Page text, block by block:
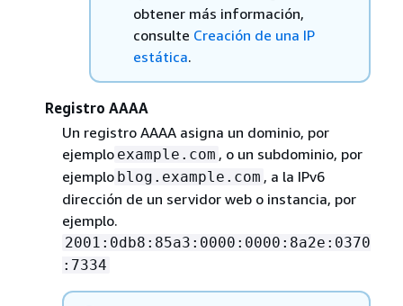
obtener más información,
consulte Creación de una IP
estática.
Registro AAAA
Un registro AAAA asigna un dominio, por
ejemplo example.com , o un subdominio, por
ejemplo blog.example.com , a la IPv6
dirección de un servidor web o instancia, por
ejemplo.
2001:0db8:85a3:0000:0000:8a2e:0370
:7334